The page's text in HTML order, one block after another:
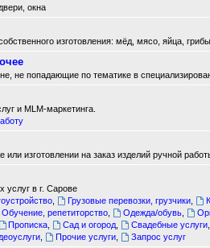
окна
изготовления: мёд, мясо, яйца,
не попадающие по тематике в
и MLM-маркетинга.
изготовлении на заказ изделий ручной
услуг в г. Сарове
Грузовые перевозки, грузчики
Обучение, репетиторство Одежда/обувь
Прописка Сад и огород Свадебные услуги
Прочие услуги Запрос услуг